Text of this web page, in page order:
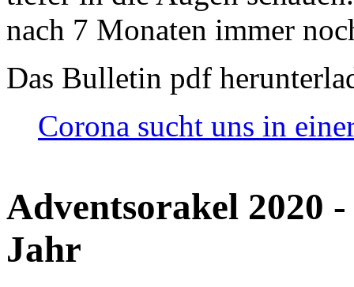
nach 7 Monaten immer
Das Bulletin pdf
Corona sucht uns in
Adventsorakel 2020
Jahr